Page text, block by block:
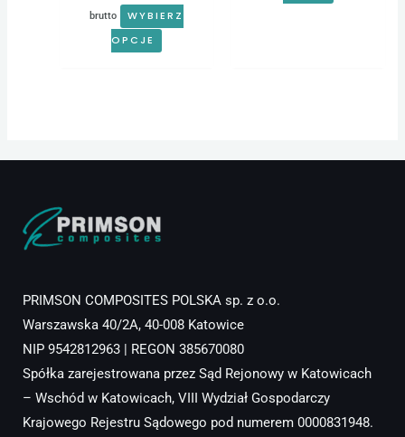
brutto
WYBIERZ
OPCJE
PRIMSON COMPOSITES POLSKA sp. z o.o.
Warszawska 40/2A, 40-008 Katowice
NIP 9542812963 | REGON 385670080
Spółka zarejestrowana przez Sąd Rejonowy w Katowicach
– Wschód w Katowicach, VIII Wydział Gospodarczy
Krajowego Rejestru Sądowego pod numerem 0000831948.